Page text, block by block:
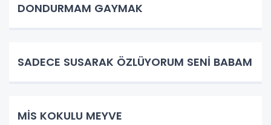
DONDURMAM GAYMAK
SADECE SUSARAK ÖZLÜYORUM SENİ BABAM
MİS KOKULU MEYVE